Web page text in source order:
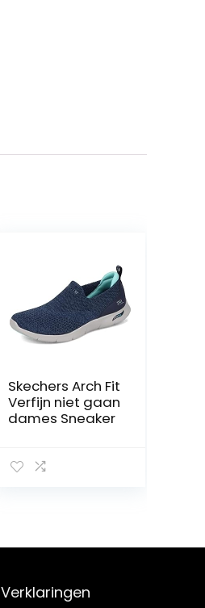
Skechers Arch Fit
Verfijn niet gaan
dames Sneaker
Verklaringen